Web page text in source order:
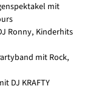
mit
Ronny, Kinderhits
mit Rock,
DJ KRAFTY